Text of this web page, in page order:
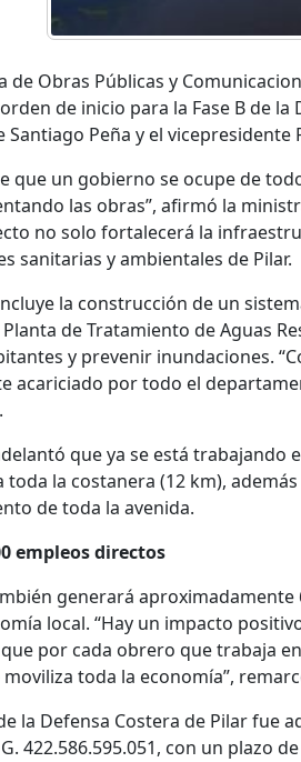
de Obras Públicas y
de inicio para la Fase B de
Santiago Peña y el vicepresidente
que un gobierno se ocupe de
las obras”, afirmó la
no solo fortalecerá la
sanitarias y ambientales de Pilar.
la construcción de un
de Tratamiento de Aguas
y prevenir inundaciones.
acariciado por todo el
que ya se está trabajando
toda la costanera (12 km),
de toda la avenida.
empleos directos
generará
local. “Hay un impacto
que por cada obrero que trabaja
toda la economía”,
la Defensa Costera de Pilar
422.586.595.051, con un plazo